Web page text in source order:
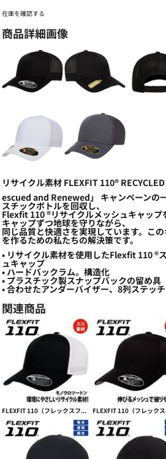
在庫を確認する
商品詳細画像
リサイクル素材 FLEXFIT 110®
escued and Renewed」 キャンペーンの
スチックボトルを回収し、
Flexfit 110 ®リサイクルメッシュキャップ
キャップずつ地球を守りながら、
同じ品質と快適さを実現しています。こ
を作るための私たちの解決策です。
• リサイクル素材を使用したFlexfit 110 ®
ュキャップ
• ハードバックラム。構造化
• プラスチック製スナップバックの留め具
• 合わせたアンダーバイザー、8列ステッ
関連商品
FLEXFIT 110（フレックスフィット 110） RECYCLED MESH CAP 2-TONE【本体価格(税抜)￥3,990】